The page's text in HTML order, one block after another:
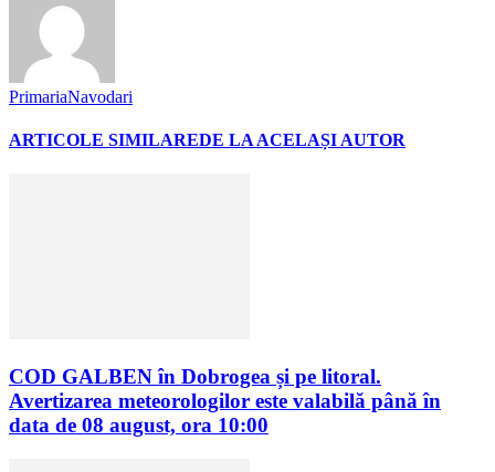
PrimariaNavodari
ARTICOLE SIMILAREDE LA ACELAȘI AUTOR
COD GALBEN în Dobrogea și pe litoral.
Avertizarea meteorologilor este valabilă până în
data de 08 august, ora 10:00